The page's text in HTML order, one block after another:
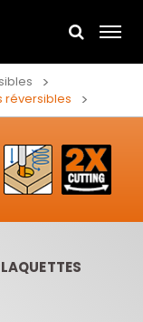
réversibles